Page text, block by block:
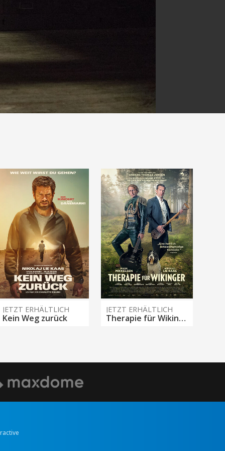
JETZT ERHÄLTLICH
Kein Weg zurück
JETZT ERHÄLTLICH
Therapie für Wikinger